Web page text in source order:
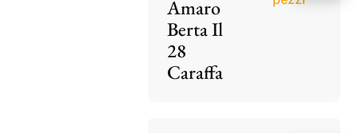
Amaro
Berta Il
28
Caraffa